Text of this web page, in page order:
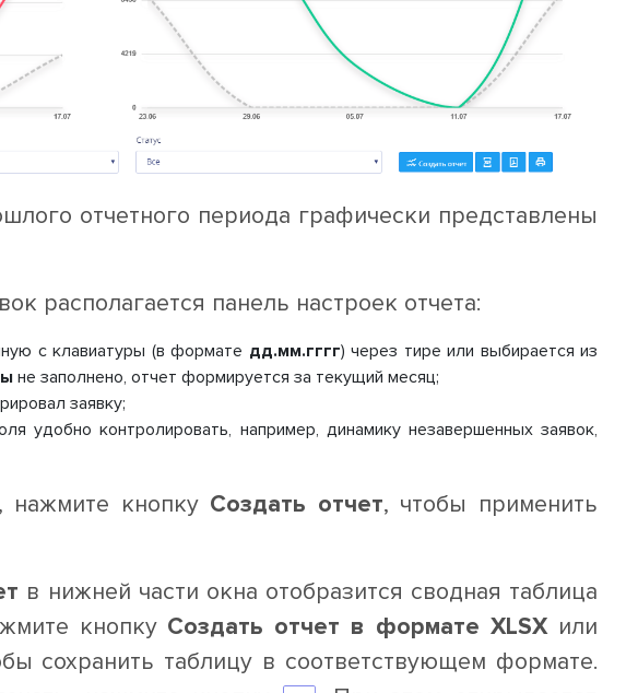
отчетного периода графически представлены
располагается панель настроек отчета:
с клавиатуры (в формате дд.мм.гггг) через тире или выбирается из
не заполнено, отчет формируется за текущий месяц;
заявку;
удобно контролировать, например, динамику незавершенных заявок,
нажмите кнопку Создать отчет, чтобы применить
в нижней части окна отобразится сводная таблица
кнопку Создать отчет в формате XLSXили
сохранить таблицу в соответствующем формате.